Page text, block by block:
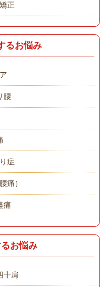
正
るお悩み
腰
症
痛）
痛
お悩み
十肩